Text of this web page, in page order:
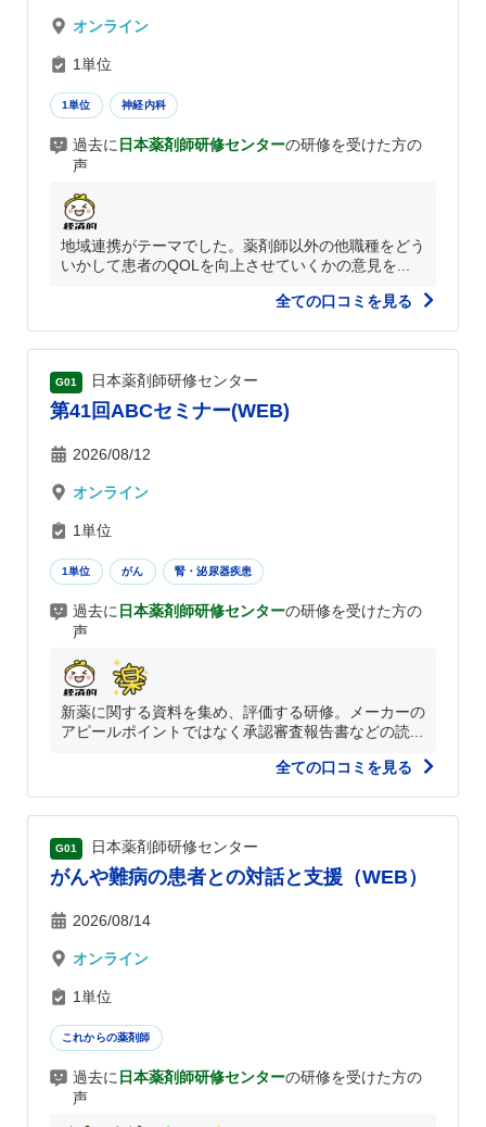
オンライン
1単位
1単位 神経内科
過去に 日本薬剤師研修センターの研修を受けた方の
声
地域連携がテーマでした。薬剤師以外の他職種をどう
いかして患者のQOLを向上させていくかの意見を...
全ての口コミを見る
G01 日本薬剤師研修センター
第41回ABCセミナー(WEB)
2026/08/12
オンライン
1単位
1単位 がん 腎・泌尿器疾患
過去に 日本薬剤師研修センターの研修を受けた方の
声
新薬に関する資料を集め、評価する研修。メーカーの
アピールポイントではなく承認審査報告書などの読...
全ての口コミを見る
G01 日本薬剤師研修センター
がんや難病の患者との対話と支援（WEB）
2026/08/14
オンライン
1単位
これからの薬剤師
過去に 日本薬剤師研修センターの研修を受けた方の
声